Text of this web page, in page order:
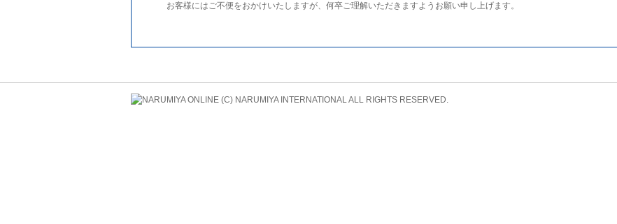
お客様にはご不便をおかけいたしますが、何卒ご理解いただきますようお願い申し上げます。